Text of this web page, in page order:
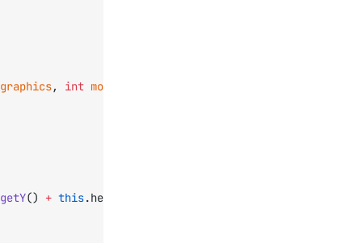
graphics, int mouseX
getY() + this.height, startColor, endColor);